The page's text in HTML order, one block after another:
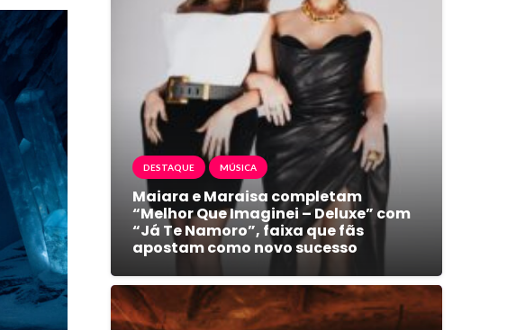
DESTAQUE MÚSICA
Maiara e Maraisa completam
“Melhor Que Imaginei – Deluxe” com
“Já Te Namoro”, faixa que fãs
apostam como novo sucesso